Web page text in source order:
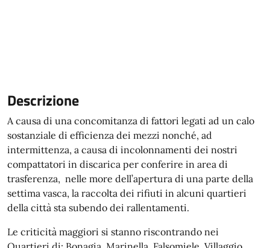
Descrizione
A causa di una concomitanza di fattori legati ad un calo
sostanziale di efficienza dei mezzi nonché, ad
intermittenza, a causa di incolonnamenti dei nostri
compattatori in discarica per conferire in area di
trasferenza, nelle more dell’apertura di una parte della
settima vasca, la raccolta dei rifiuti in alcuni quartieri
della città sta subendo dei rallentamenti.
Le criticità maggiori si stanno riscontrando nei